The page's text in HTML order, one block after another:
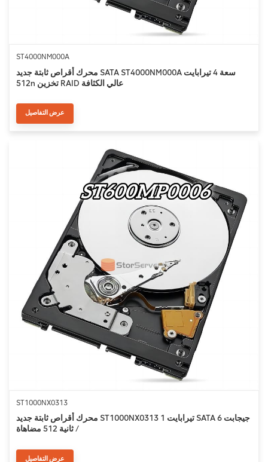
ST4000NM000A
محرك أقراص ثابتة جديد SATA ST4000NM000A سعة 4 تيرابايت
512n تخزين RAID عالي الكثافة
عرض التفاصيل
ST1000NX0313
محرك أقراص ثابتة جديد ST1000NX0313 1 تيرابايت SATA 6 جيجابت
/ ثانية 512 مضاهاة
عرض التفاصيل